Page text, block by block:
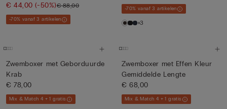
€ 44,00(-50%)€ 88,00
-70% vanaf 3 artikelen
-70% vanaf 3 artikelen
+3
Zwemboxer met Geborduurde
Krab
€ 78,00
Mix & Match 4 + 1 gratis
Zwemboxer met Effen Kleur
Gemiddelde Lengte
€ 68,00
Mix & Match 4 + 1 gratis